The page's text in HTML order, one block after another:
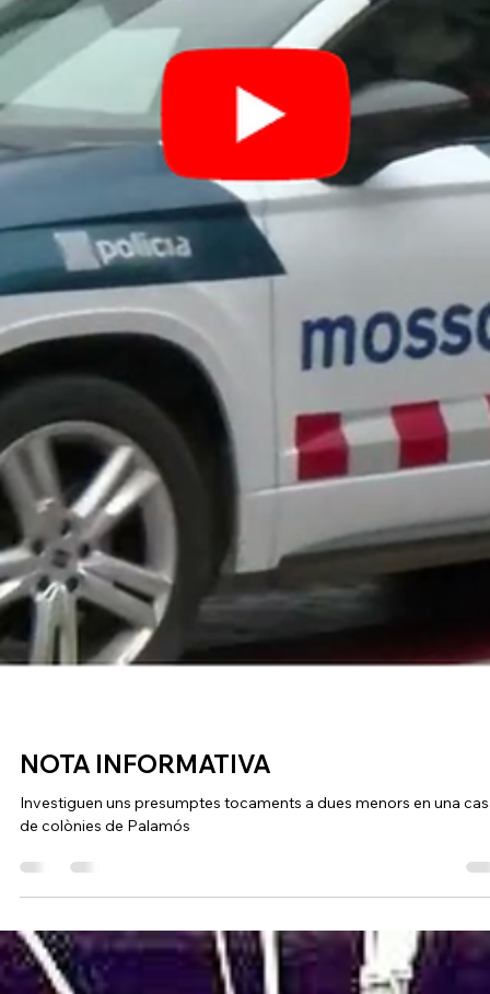
NOTA INFORMATIVA
Investiguen uns presumptes tocaments a dues menors en una